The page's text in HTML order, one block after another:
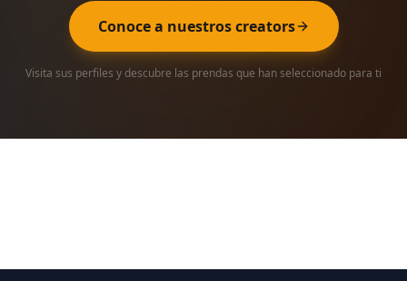
Conoce a nuestros creators
Visita sus perfiles y descubre las prendas que han seleccionado para ti